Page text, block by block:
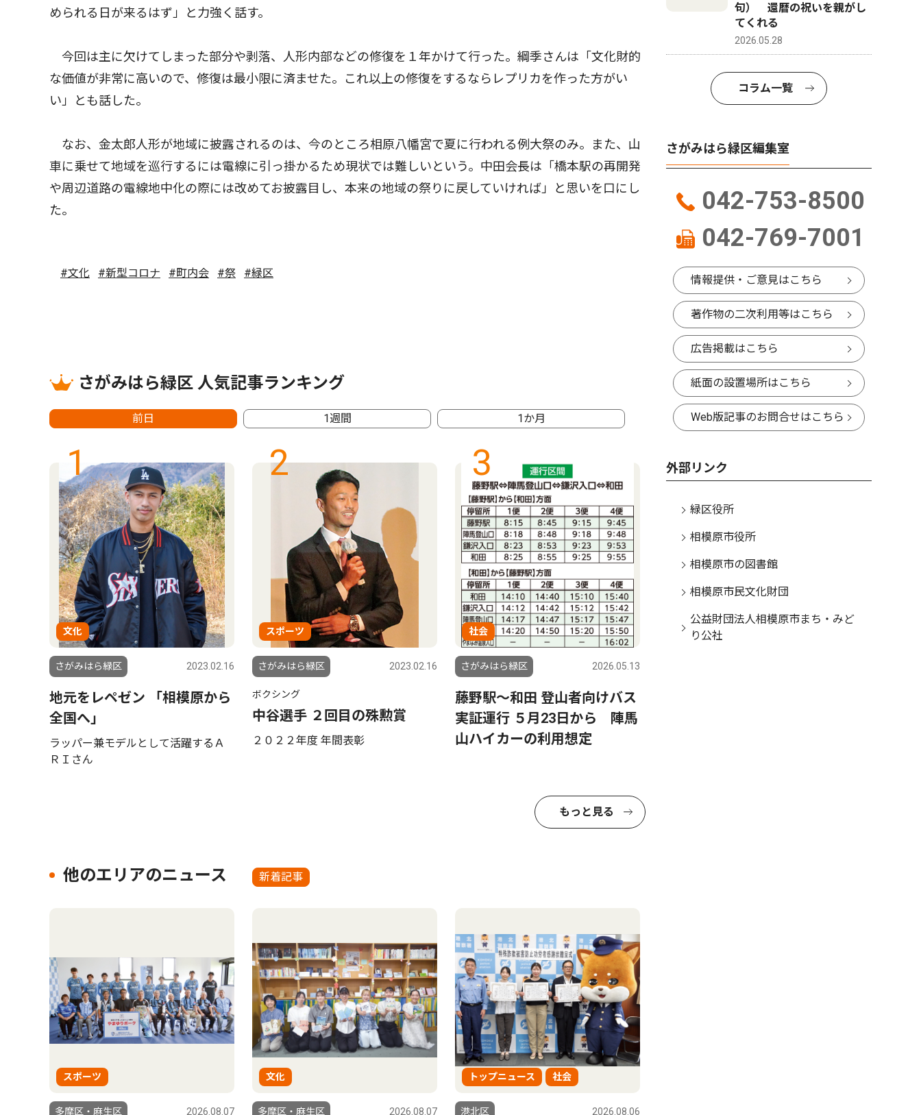
められる日が来るはず」と力強く話す。
今回は主に欠けてしまった部分や剥落、人形内部などの修復を１年かけて行った。綱季さんは「文化財的
な価値が非常に高いので、修復は最小限に済ませた。これ以上の修復をするならレプリカを作った方がい
い」とも話した。
なお、金太郎人形が地域に披露されるのは、今のところ相原八幡宮で夏に行われる例大祭のみ。また、山
車に乗せて地域を巡行するには電線に引っ掛かるため現状では難しいという。中田会長は「橋本駅の再開発
や周辺道路の電線地中化の際には改めてお披露目し、本来の地域の祭りに戻していければ」と思いを口にし
た。
#文化 #新型コロナ #町内会 #祭 #緑区
さがみはら緑区 人気記事ランキング
前日 1週間 1か月
1
文化
さがみはら緑区 2023.02.16
地元をレペゼン 「相模原から
全国へ」
ラッパー兼モデルとして活躍するＡ
ＲＩさん
2
スポーツ
さがみはら緑区 2023.02.16
ボクシング
中谷選手 ２回目の殊勲賞
２０２２年度 年間表彰
3
社会
さがみはら緑区 2026.05.13
藤野駅～和田 登山者向けバス
実証運行 ５月23日から 陣馬
山ハイカーの利用想定
もっと見る
他のエリアのニュース 新着記事
スポーツ
多摩区・麻生区 2026.08.07
文化
多摩区・麻生区 2026.08.07
トップニュース 社会
港北区 2026.08.06
句） 還暦の祝いを親がし
てくれる
2026.05.28
コラム一覧
さがみはら緑区編集室
042-753-8500
042-769-7001
情報提供・ご意見はこちら
著作物の二次利用等はこちら
広告掲載はこちら
紙面の設置場所はこちら
Web版記事のお問合せはこちら
外部リンク
緑区役所
相模原市役所
相模原市の図書館
相模原市民文化財団
公益財団法人相模原市まち・みど
り公社